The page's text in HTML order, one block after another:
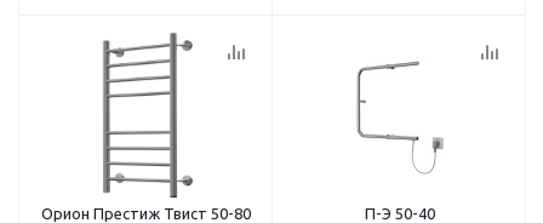
Орион Престиж Твист 50-80 П-Э 50-40